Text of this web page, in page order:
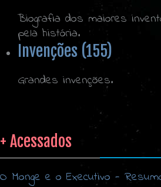
Biografia dos maiores
pela história.
Invenções (155)
Grandes invenções.
+ Acessados
O Monge e o Executivo -